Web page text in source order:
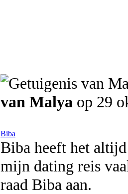
van Malya op 29
Biba
Biba heeft het
mijn dating reis
raad Biba aan.